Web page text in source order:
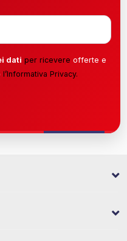
dati per ricevere offerte e
l’Informativa Privacy.